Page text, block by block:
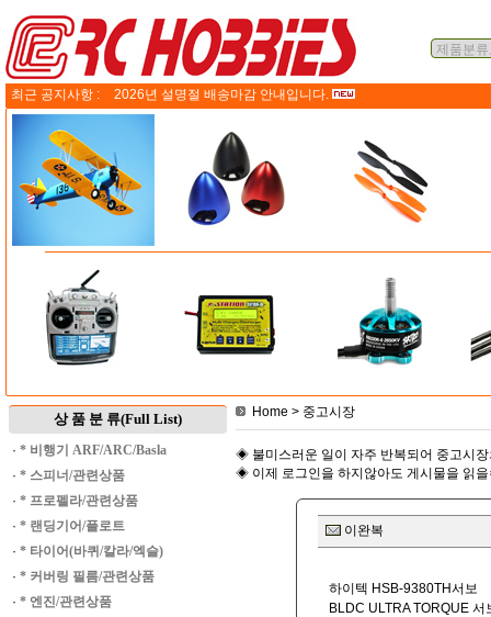
최근 공지사항 : 2026년 설명절 배송마감 안내입니다.
상 품 분 류(Full List)
· * 비행기 ARF/ARC/Basla
· * 스피너/관련상품
· * 프로펠라/관련상품
· * 랜딩기어/플로트
· * 타이어(바퀴/칼라/엑슬)
· * 커버링 필름/관련상품
· * 엔진/관련상품
Home > 중고시장
◈ 불미스러운 일이 자주 반복되어 중고시
◈ 이제 로그인을 하지않아도 게시물을 읽
이완복
하이텍 HSB-9380TH서보
BLDC ULTRA TORQUE